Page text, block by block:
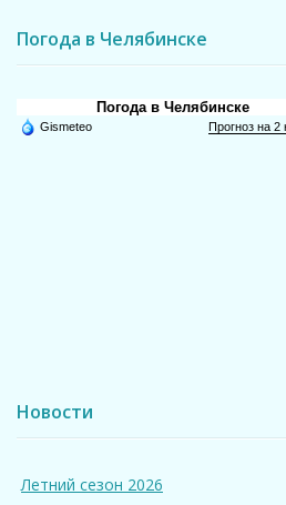
Погода в Челябинске
Погода в Челябинске
Gismeteo Прогноз на 2
Новости
Летний сезон 2026